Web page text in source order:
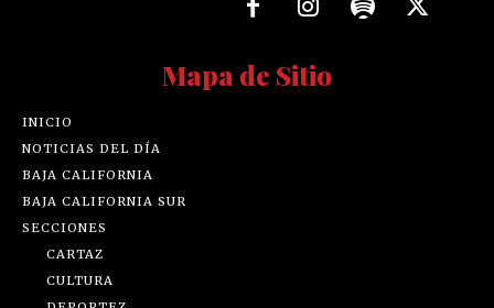
Mapa de Sitio
INICIO
NOTICIAS DEL DÍA
BAJA CALIFORNIA
BAJA CALIFORNIA SUR
SECCIONES
CARTAZ
CULTURA